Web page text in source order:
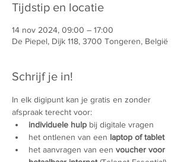
Tijdstip en locatie
14 nov 2024, 09:00 – 17:00
De Piepel, Dijk 118, 3700 Tongeren, België
Schrijf je in!
In elk digipunt kan je gratis en zonder
afspraak terecht voor:
individuele hulp bij digitale vragen
het ontlenen van een laptop of tablet
het aanvragen van een voucher voor